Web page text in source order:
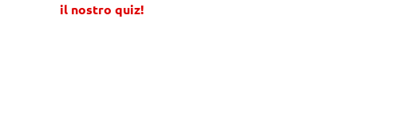
il nostro quiz!